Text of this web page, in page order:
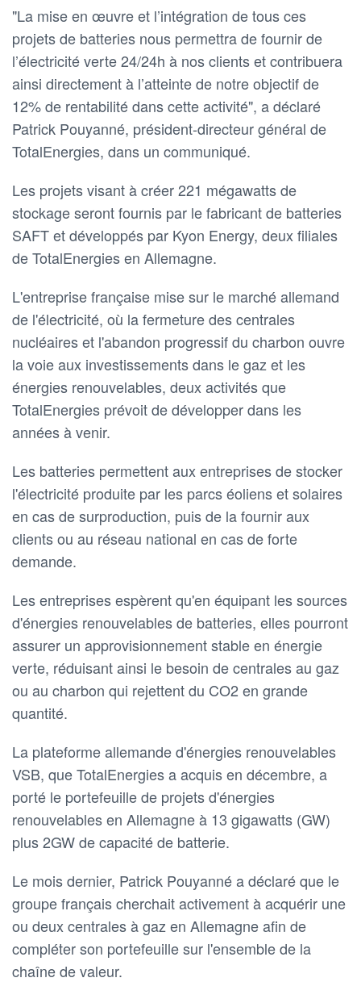
"La mise en œuvre et l’intégration de tous ces
projets de batteries nous permettra de fournir de
l’électricité verte 24/24h à nos clients et contribuera
ainsi directement à l’atteinte de notre objectif de
12% de rentabilité dans cette activité", a déclaré
Patrick Pouyanné, président-directeur général de
TotalEnergies, dans un communiqué.
Les projets visant à créer 221 mégawatts de
stockage seront fournis par le fabricant de batteries
SAFT et développés par Kyon Energy, deux filiales
de TotalEnergies en Allemagne.
L'entreprise française mise sur le marché allemand
de l'électricité, où la fermeture des centrales
nucléaires et l'abandon progressif du charbon ouvre
la voie aux investissements dans le gaz et les
énergies renouvelables, deux activités que
TotalEnergies prévoit de développer dans les
années à venir.
Les batteries permettent aux entreprises de stocker
l'électricité produite par les parcs éoliens et solaires
en cas de surproduction, puis de la fournir aux
clients ou au réseau national en cas de forte
demande.
Les entreprises espèrent qu'en équipant les sources
d'énergies renouvelables de batteries, elles pourront
assurer un approvisionnement stable en énergie
verte, réduisant ainsi le besoin de centrales au gaz
ou au charbon qui rejettent du CO2 en grande
quantité.
La plateforme allemande d'énergies renouvelables
VSB, que TotalEnergies a acquis en décembre, a
porté le portefeuille de projets d'énergies
renouvelables en Allemagne à 13 gigawatts (GW)
plus 2GW de capacité de batterie.
Le mois dernier, Patrick Pouyanné a déclaré que le
groupe français cherchait activement à acquérir une
ou deux centrales à gaz en Allemagne afin de
compléter son portefeuille sur l'ensemble de la
chaîne de valeur.